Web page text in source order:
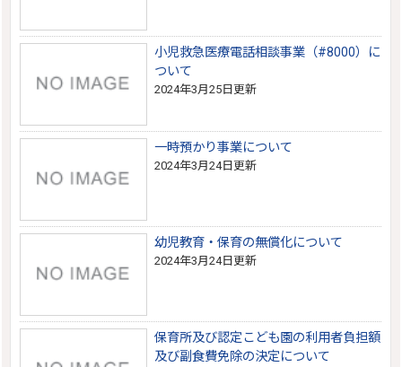
小児救急医療電話相談事業（#8000）に
ついて
2024年3月25日更新
一時預かり事業について
2024年3月24日更新
幼児教育・保育の無償化について
2024年3月24日更新
保育所及び認定こども園の利用者負担額
及び副食費免除の決定について